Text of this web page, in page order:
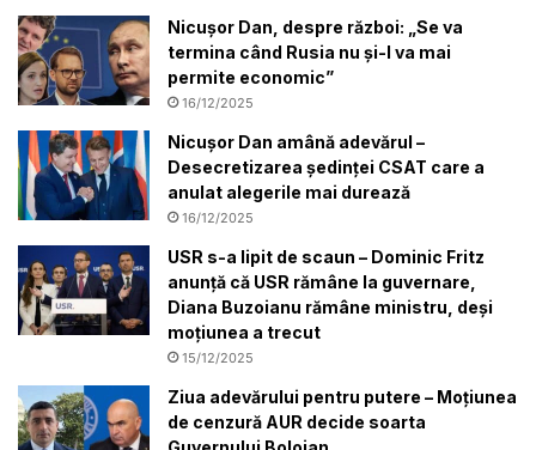
Nicușor Dan, despre război: „Se va
termina când Rusia nu și-l va mai
permite economic”
16/12/2025
Nicușor Dan amână adevărul –
Desecretizarea ședinței CSAT care a
anulat alegerile mai durează
16/12/2025
USR s-a lipit de scaun – Dominic Fritz
anunță că USR rămâne la guvernare,
Diana Buzoianu rămâne ministru, deși
moțiunea a trecut
15/12/2025
Ziua adevărului pentru putere – Moțiunea
de cenzură AUR decide soarta